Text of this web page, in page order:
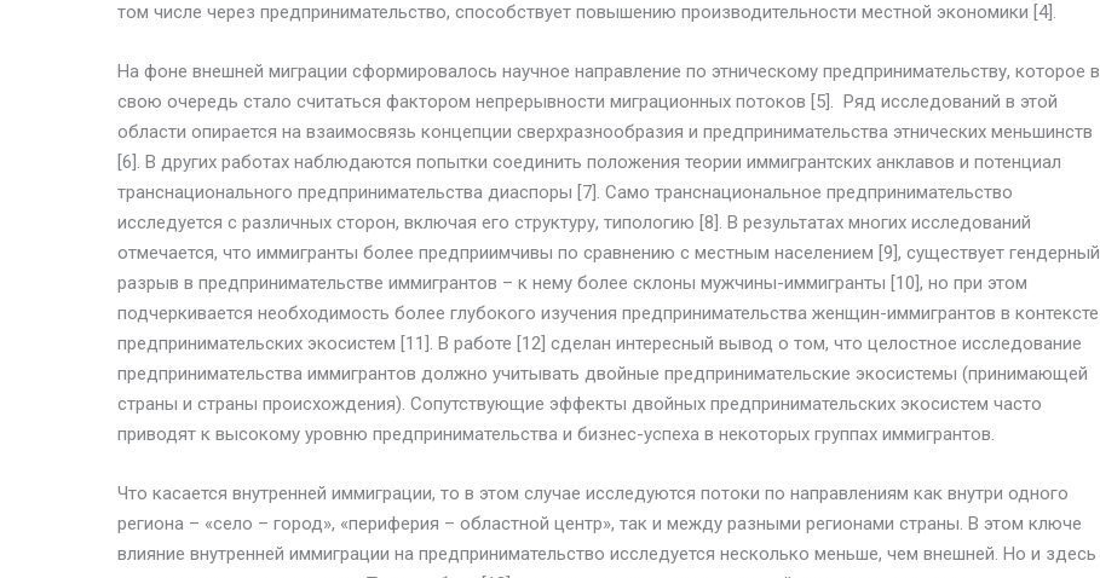
том числе через предпринимательство, способствует повышению производительности местной экономики [4].
На фоне внешней миграции сформировалось научное направление по этническому предпринимательству, которое в
свою очередь стало считаться фактором непрерывности миграционных потоков [5]. Ряд исследований в этой
области опирается на взаимосвязь концепции сверхразнообразия и предпринимательства этнических меньшинств
[6]. В других работах наблюдаются попытки соединить положения теории иммигрантских анклавов и потенциал
транснационального предпринимательства диаспоры [7]. Само транснациональное предпринимательство
исследуется с различных сторон, включая его структуру, типологию [8]. В результатах многих исследований
отмечается, что иммигранты более предприимчивы по сравнению с местным населением [9], существует гендерный
разрыв в предпринимательстве иммигрантов – к нему более склоны мужчины-иммигранты [10], но при этом
подчеркивается необходимость более глубокого изучения предпринимательства женщин-иммигрантов в контексте
предпринимательских экосистем [11]. В работе [12] сделан интересный вывод о том, что целостное исследование
предпринимательства иммигрантов должно учитывать двойные предпринимательские экосистемы (принимающей
страны и страны происхождения). Сопутствующие эффекты двойных предпринимательских экосистем часто
приводят к высокому уровню предпринимательства и бизнес-успеха в некоторых группах иммигрантов.
Что касается внутренней иммиграции, то в этом случае исследуются потоки по направлениям как внутри одного
региона – «село – город», «периферия – областной центр», так и между разными регионами страны. В этом ключе
влияние внутренней иммиграции на предпринимательство исследуется несколько меньше, чем внешней. Но и здесь